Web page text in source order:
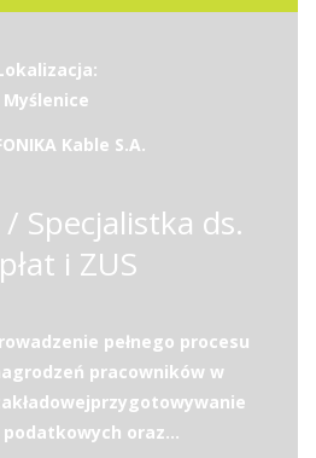
Myślenice
Kable S.A.
Specjalistka ds.
i ZUS
pełnego procesu
pracowników w
oraz...